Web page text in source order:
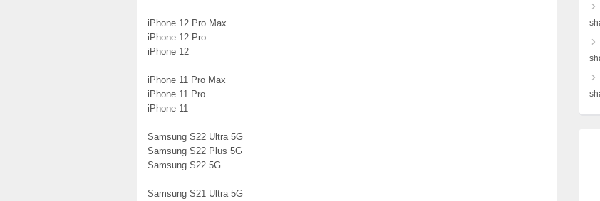
iPhone 12 Pro Max
iPhone 12 Pro
iPhone 12
iPhone 11 Pro Max
iPhone 11 Pro
iPhone 11
Samsung S22 Ultra 5G
Samsung S22 Plus 5G
Samsung S22 5G
Samsung S21 Ultra 5G